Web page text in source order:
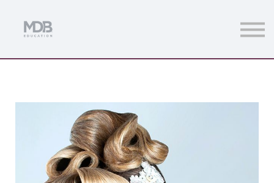
Únete a MDb Pro